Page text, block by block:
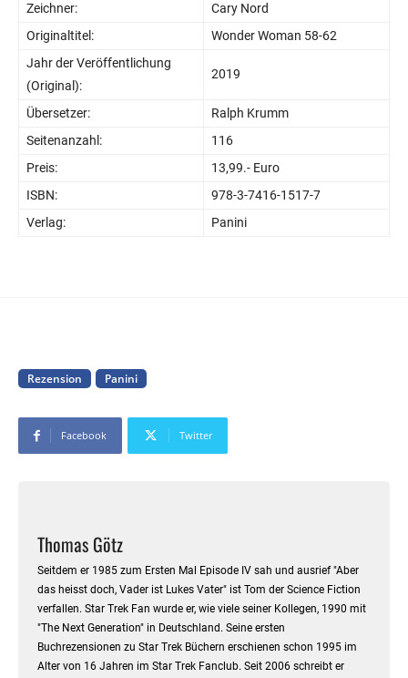
Zeichner:
Cary Nord
Originaltitel:
Wonder Woman 58-62
Jahr der Veröffentlichung
(Original):
2019
Übersetzer:
Ralph Krumm
Seitenanzahl:
116
Preis:
13,99.- Euro
ISBN:
978-3-7416-1517-7
Verlag:
Panini
Rezension Panini
Facebook Twitter
Thomas Götz
Seitdem er 1985 zum Ersten Mal Episode IV sah und ausrief "Aber
das heisst doch, Vader ist Lukes Vater" ist Tom der Science Fiction
verfallen. Star Trek Fan wurde er, wie viele seiner Kollegen, 1990 mit
"The Next Generation" in Deutschland. Seine ersten
Buchrezensionen zu Star Trek Büchern erschienen schon 1995 im
Alter von 16 Jahren im Star Trek Fanclub. Seit 2006 schreibt er